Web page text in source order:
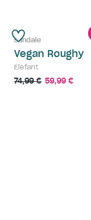
Sandale
Vegan Roughy
Elefant
74,99 € 59,99 €